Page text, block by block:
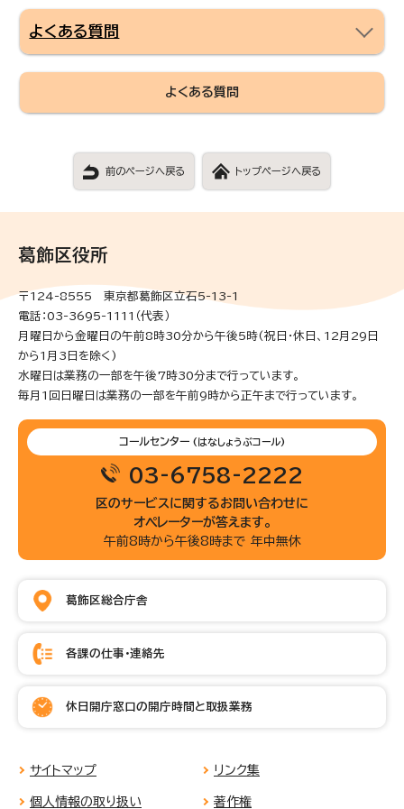
よくある質問
よくある質問
前のページへ戻る トップページへ戻る
葛飾区役所
〒124-8555 東京都葛飾区立石5-13-1
電話：03-3695-1111（代表）
月曜日から金曜日の午前8時30分から午後5時(祝日・休日、12月29日
から1月3日を除く)
水曜日は業務の一部を午後7時30分まで行っています。
毎月1回日曜日は業務の一部を午前9時から正午まで行っています。
コールセンター (はなしょうぶコール)
03-6758-2222
区のサービスに関するお問い合わせに
オペレーターが答えます。
午前8時から午後8時まで 年中無休
葛飾区総合庁舎
各課の仕事・連絡先
休日開庁窓口の開庁時間と取扱業務
サイトマップ リンク集
個人情報の取り扱い 著作権